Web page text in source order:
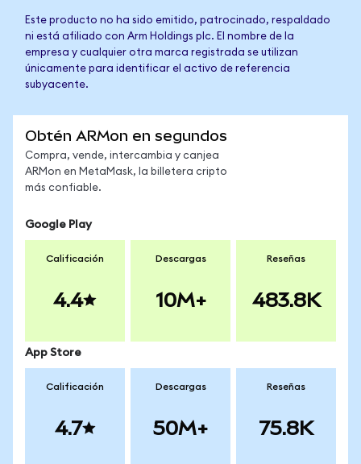
Este producto no ha sido emitido, patrocinado, respaldado
ni está afiliado con Arm Holdings plc. El nombre de la
empresa y cualquier otra marca registrada se utilizan
únicamente para identificar el activo de referencia
subyacente.
Obtén ARMon en segundos
Compra, vende, intercambia y canjea
ARMon en MetaMask, la billetera cripto
más confiable.
Google Play
Calificación
4.4
Descargas
10M+
Reseñas
483.8K
App Store
Calificación
4.7
Descargas
50M+
Reseñas
75.8K